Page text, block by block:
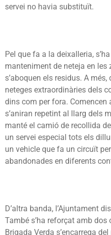
servei no havia substituït.
Pel que fa a la deixalleria,
manteniment de neteja en les
s’aboquen els residus. A
neteges extraordinàries dels
dins com per fora. Comencen
s’aniran repetint al llarg dels
manté el camió de recollida
un servei especial tots els
un vehicle que fa un circuït
abandonades en diferents
D’altra banda, l’Ajuntament
També s’ha reforçat amb dos
Brigada Verda s’encarrega